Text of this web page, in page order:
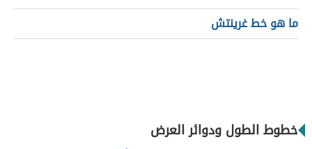
ما هو خط غرينتش
خطوط الطول ودوائر العرض